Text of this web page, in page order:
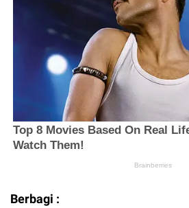
Berbagi :